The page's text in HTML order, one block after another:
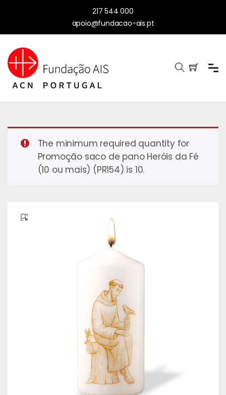
217 544 000
apoio@fundacao-ais.pt
The minimum required quantity for
Promoção saco de pano Heróis da Fé
(10 ou mais) (PR154) is 10.
🔍